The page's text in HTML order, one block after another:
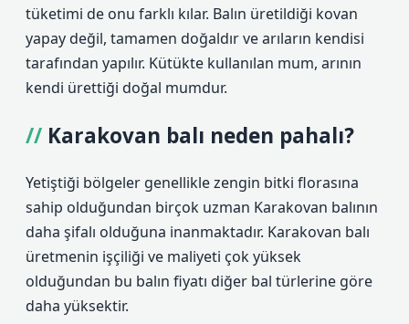
tüketimi de onu farklı kılar. Balın üretildiği kovan
yapay değil, tamamen doğaldır ve arıların kendisi
tarafından yapılır. Kütükte kullanılan mum, arının
kendi ürettiği doğal mumdur.
Karakovan balı neden pahalı?
Yetiştiği bölgeler genellikle zengin bitki florasına
sahip olduğundan birçok uzman Karakovan balının
daha şifalı olduğuna inanmaktadır. Karakovan balı
üretmenin işçiliği ve maliyeti çok yüksek
olduğundan bu balın fiyatı diğer bal türlerine göre
daha yüksektir.